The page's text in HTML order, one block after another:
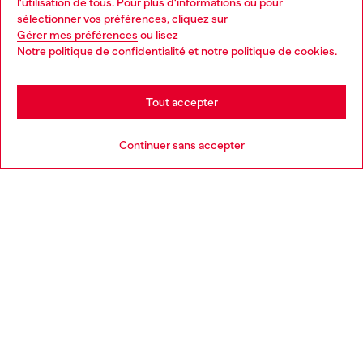
sélectionner vos préférences, cliquez sur
Gérer mes préférences ou lisez
Notre politique de confidentialitéet notre politique de cookies.
Continuer sans accepter
Tout accepter
En savoir plus
Choose your location
You are currently browsing France website, but it seems you
may be based in United States